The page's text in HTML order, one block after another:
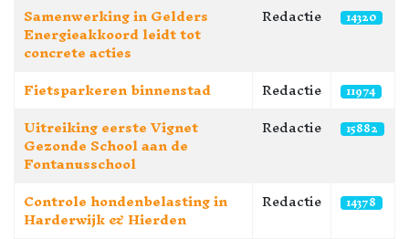
Samenwerking in Gelders
Energieakkoord leidt tot
concrete acties
Redactie 14320
Fietsparkeren binnenstad Redactie 11974
Uitreiking eerste Vignet
Gezonde School aan de
Fontanusschool
Redactie 15882
Controle hondenbelasting in
Harderwijk & Hierden
Redactie 14378